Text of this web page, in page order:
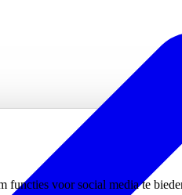
functies voor social media te